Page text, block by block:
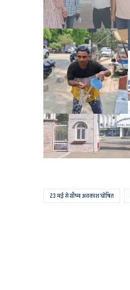
23 मई से ग्रीष्म अवकाश घोषित